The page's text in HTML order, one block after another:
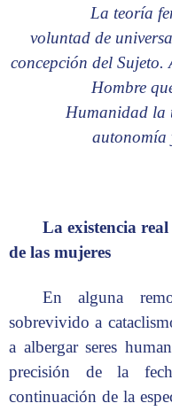
La teoría
voluntad de
concepción del
Hombre
Humanidad la
autonomía
La existencia
de las mujeres
En alguna
sobrevivido a
a albergar seres
precisión de la
continuación de la